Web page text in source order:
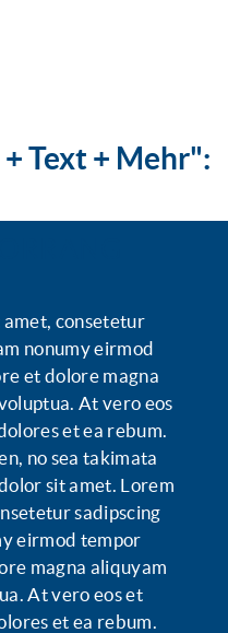
Text + Mehr":
consetetur
nonumy eirmod
et dolore magna
At vero eos
et ea rebum.
no sea takimata
sit amet. Lorem
sadipscing
eirmod tempor
magna aliquyam
At vero eos et
et ea rebum.